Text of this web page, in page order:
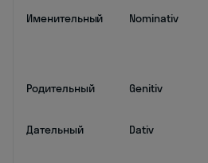
Именительный Nominativ
Родительный Genitiv
Дательный Dativ